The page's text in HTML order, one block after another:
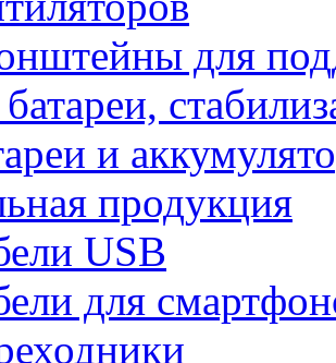
для
и
продукция
USB
для